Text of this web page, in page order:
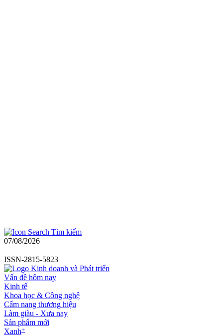
Tìm kiếm
07/08/2026
ISSN-2815-5823
Vấn đề hôm nay
Kinh tế
Khoa học & Công nghệ
Cẩm nang thương hiệu
Làm giàu - Xưa nay
Sản phẩm mới
Xanh+